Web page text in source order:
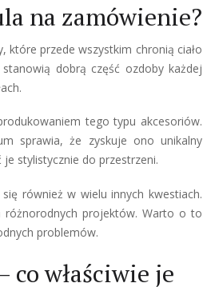
na zamówienie?
które przede wszystkim chronią ciało
dobrą część ozdoby każdej
tego typu akcesoriów.
sprawia, że zyskuje ono unikalny
stylistycznie do przestrzeni.
również w wielu innych kwestiach.
różnorodnych projektów. Warto o to
problemów.
co właściwie je